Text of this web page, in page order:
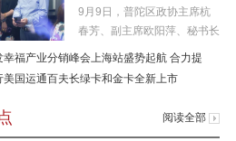
9月9日，普陀区政协主席杭
春芳、副主席欧阳萍、秘书长
许为民...
幸福产业分销峰会上海站盛势起航 合力提
美国运通百夫长绿卡和金卡全新上市
阅读全部